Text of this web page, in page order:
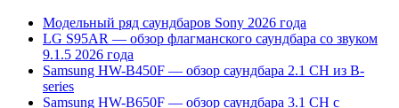
Модельный ряд саундбаров Sony 2026 года
LG S95AR — обзор флагманского саундбара со звуком
9.1.5 2026 года
Samsung HW-B450F — обзор саундбара 2.1 CH из B-
series
Samsung HW-B650F — обзор саундбара 3.1 CH с